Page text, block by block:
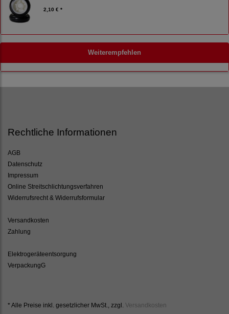
2,10 € *
Weiterempfehlen
Rechtliche Informationen
AGB
Datenschutz
Impressum
Online Streitschlichtungsverfahren
Widerrufsrecht & Widerrufsformular
Versandkosten
Zahlung
Elektrogeräteentsorgung
VerpackungG
* Alle Preise inkl. gesetzlicher MwSt., zzgl. Versandkosten